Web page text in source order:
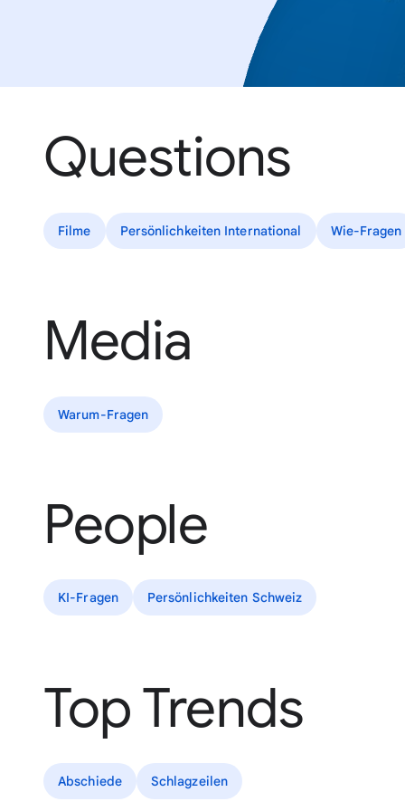
Questions
Filme Persönlichkeiten International Wie-Fragen
Media
Warum-Fragen
People
KI-Fragen Persönlichkeiten Schweiz
Top Trends
Abschiede Schlagzeilen